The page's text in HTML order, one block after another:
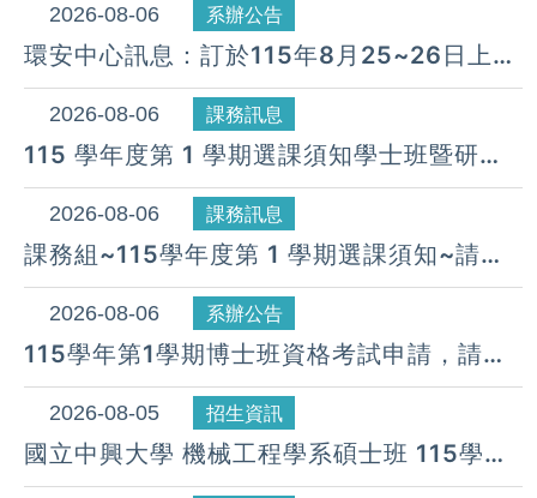
2026-08-06 系辦公告
環安中心訊息：訂於115年8月25~26日上午
08:30~下午17:00假惠蓀堂辦理「115年度
新進人員職業安全衛生教育訓練」
2026-08-06 課務訊息
115 學年度第 1 學期選課須知學士班暨研究
所(COURSE SELECTION GUIDE IN THIS
SEMESTER)
2026-08-06 課務訊息
課務組~115學年度第 1 學期選課須知~請同
學詳閱並配合辦理
2026-08-06 系辦公告
115學年第1學期博士班資格考試申請，請於
115年9月11日前提出申請，逾期無法受理。
2026-08-05 招生資訊
國立中興大學 機械工程學系碩士班 115學年
度 第24梯次遞補公告( 08月 05日)